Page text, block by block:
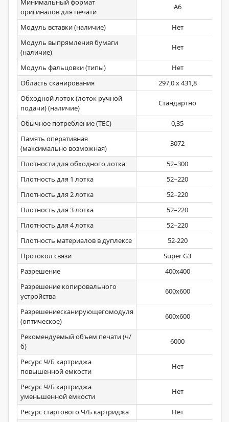
Минимальный формат
оригиналов для печати
А6
Модуль вставки (наличие)
Нет
Модуль выпрямления бумаги
(наличие)
Нет
Модуль фальцовки (типы)
Нет
Область сканирования
297,0 х 431,8
Обходной лоток (лоток ручной
подачи) (наличие)
Стандартно
Обычное потребление (ТЕС)
0,35
Память оперативная
(максимально возможная)
3072
Плотности для обходного лотка
52–300
Плотность для 1 лотка
52–220
Плотность для 2 лотка
52–220
Плотность для 3 лотка
52–220
Плотность для 4 лотка
52–220
Плотность материалов в дуплексе
52-220
Протокол связи
Super G3
Разрешение
400х400
Разрешение копировального
устройства
600х600
Разрешениесканирующегомодуля
(оптическое)
600х600
Рекомендуемый объем печати (ч/
б)
6000
Ресурс Ч/Б картриджа
повышенной емкости
Нет
Ресурс Ч/Б картриджа
уменьшенной емкости
Нет
Ресурс стартового Ч/Б картриджа
Нет